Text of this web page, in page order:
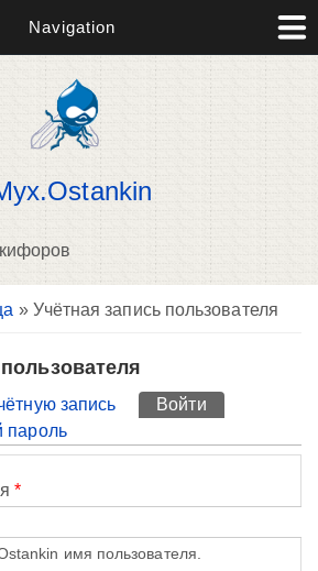
Navigation
» Учётная запись пользователя
запись Войти
пароль
*
имя пользователя.